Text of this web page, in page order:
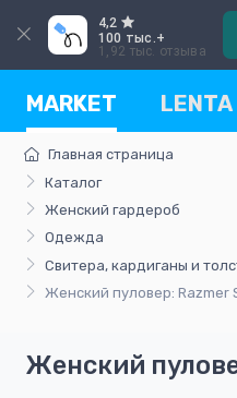
4,2
100 тыс.+
1,92 тыс. отзыва
MARKET LENTA
Главная страница
Каталог
Женский гардероб
Одежда
Свитера, кардиганы и
Женский пуловер: Razmer
Женский